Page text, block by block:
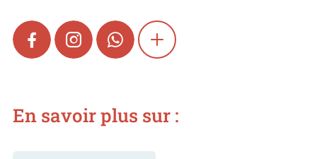
FACEBOOKINSTAGRAMWHATSAPPSHOW MORE
En savoir plus sur :